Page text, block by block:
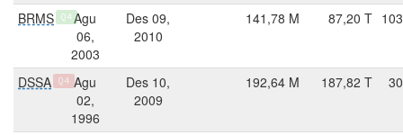
BRMS Q4Agu
06,
2003
Des 09,
2010
141,78 M 87,20 T
DSSA Q4 Agu
02,
1996
Des 10,
2009
192,64 M 187,82 T